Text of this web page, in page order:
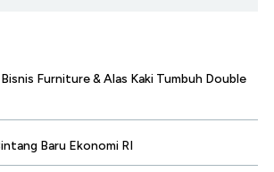
Furniture & Alas Kaki Tumbuh Double
Baru Ekonomi RI